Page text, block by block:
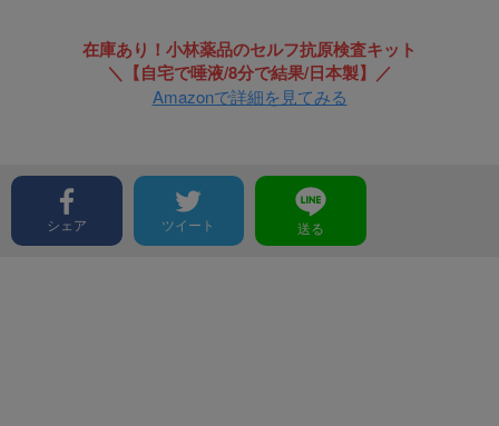
在庫あり！小林薬品のセルフ抗原検査キット
＼【自宅で唾液/8分で結果/日本製】／
Amazonで詳細を見てみる
シェア ツイート 送る